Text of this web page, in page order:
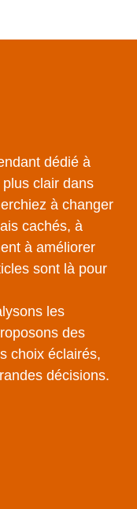
dédié à
clair dans
à changer
cachés, à
à améliorer
sont là pour
les
des
choix éclairés,
décisions.